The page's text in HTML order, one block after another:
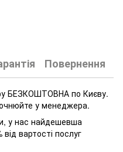
Повернення
БЕЗКОШТОВНА по Києву.
у менеджера.
у нас найдешевша
вартості послуг